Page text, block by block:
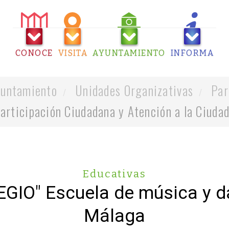
CONOCE VISITA AYUNTAMIENTO INFORMA
Unidades Organizativas
Ciudadana y Atención a la
Educativas
Escuela de música y
Málaga